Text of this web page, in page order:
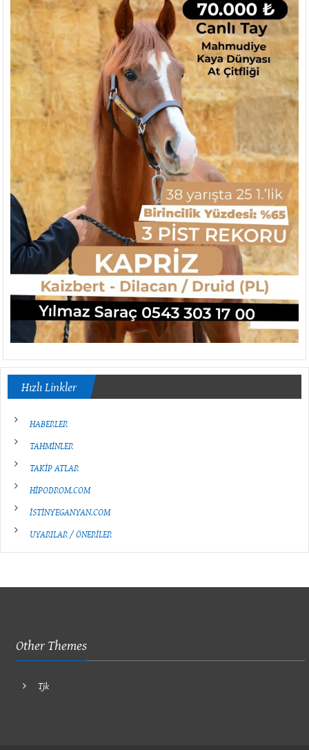
Hızlı Linkler
HABERLER
TAHMİNLER
TAKİP ATLAR
HİPODROM.COM
İSTİNYEGANYAN.COM
UYARILAR / ÖNERİLER
Other Themes
Tjk